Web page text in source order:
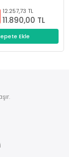
12.257,73 TL
11.890,00 TL
Ekle